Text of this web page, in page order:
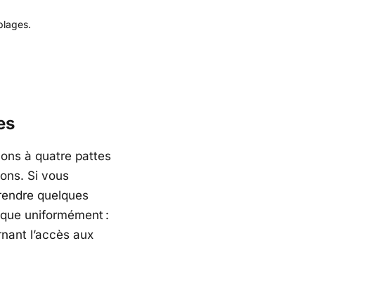
à quatre pattes
Si vous
quelques
uniformément :
l’accès aux